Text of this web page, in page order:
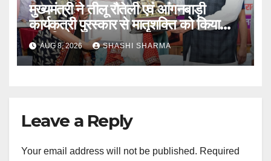
मुख्यमंत्री ने तीलू रौतेली एवं आंगनबाड़ी
कार्यकत्री पुरस्कार से मातृशक्ति को किया
सम्मानित
AUG 8, 2026 SHASHI SHARMA
Leave a Reply
Your email address will not be published. Required